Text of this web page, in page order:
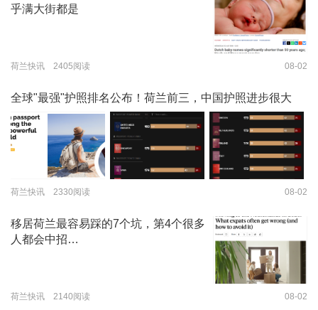
乎满大街都是
荷兰快讯 2405阅读 08-02
全球"最强"护照排名公布！荷兰前三，中国护照进步很大
荷兰快讯 2330阅读 08-02
移居荷兰最容易踩的7个坑，第4个很多
人都会中招…
荷兰快讯 2140阅读 08-02